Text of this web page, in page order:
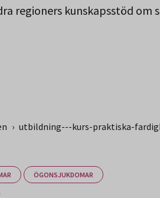
regioners kunskapsstöd om
› utbildning---kurs-praktiska-
ÖGONSJUKDOMAR